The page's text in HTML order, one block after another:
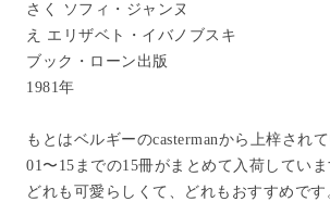
さく ソフィ・ジャンヌ
え エリザベト・イバノブスキ
ブック・ローン出版
1981年
もとはベルギーのcastermanから上梓され
01〜15までの15冊がまとめて入荷していま
どれも可愛らしくて、どれもおすすめです